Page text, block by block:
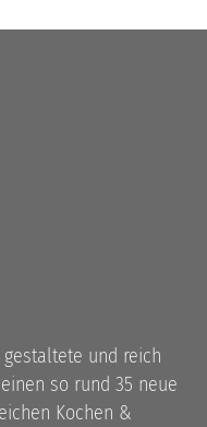
und reich
so rund 35 neue
Kochen &